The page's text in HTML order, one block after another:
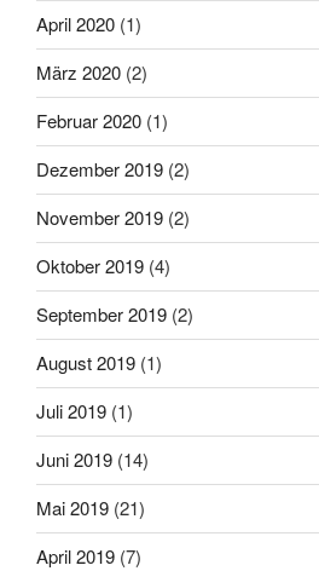
April 2020 (1)
März 2020 (2)
Februar 2020 (1)
Dezember 2019 (2)
November 2019 (2)
Oktober 2019 (4)
September 2019 (2)
August 2019 (1)
Juli 2019 (1)
Juni 2019 (14)
Mai 2019 (21)
April 2019 (7)